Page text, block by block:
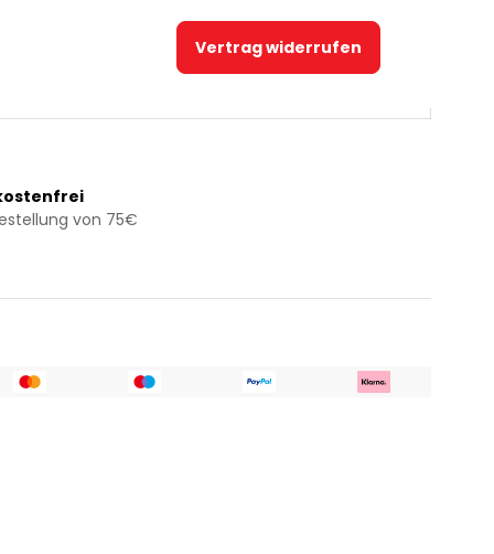
Vertrag widerrufen
von 75€